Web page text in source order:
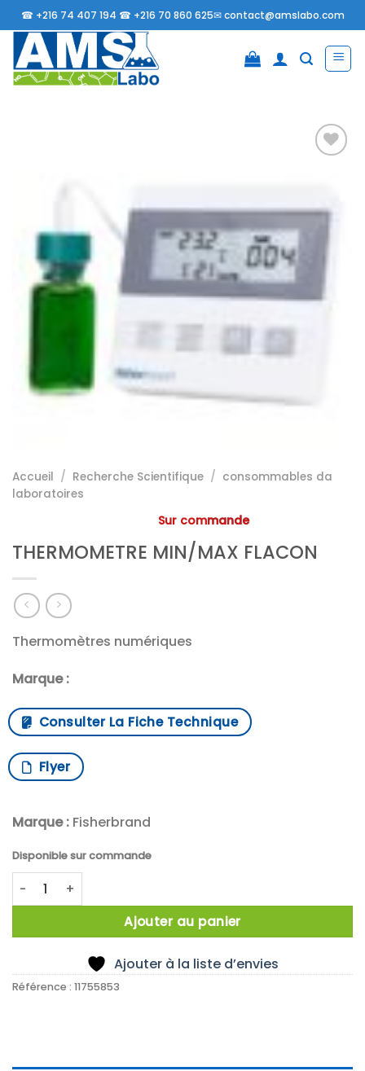
Passer
au
contenu
☎ +216 74 407 194 ☎ +216 70 860 625✉contact@amslabo.com
à la
d’envies
Accueil / Recherche Scientifique / consommables da
laboratoires
Sur commande
THERMOMETRE MIN/MAX FLACON
Thermomètres numériques
Marque :
Consulter La Fiche Technique
Flyer
Marque : Fisherbrand
Disponible sur commande
quantité de THERMOMETRE MIN/MAX FLACON
Ajouter au panier
Ajouter à la liste d’envies
Référence : 11755853